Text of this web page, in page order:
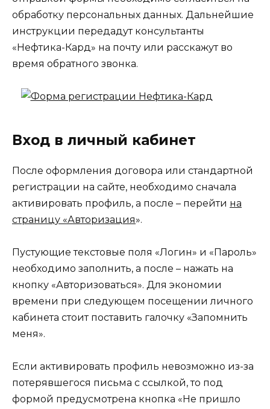
обработку персональных данных. Дальнейшие
инструкции передадут консультанты
«Нефтика-Кард» на почту или расскажут во
время обратного звонка.
Вход в личный кабинет
После оформления договора или стандартной
регистрации на сайте, необходимо сначала
активировать профиль, а после – перейти на
страницу «Авторизация».
Пустующие текстовые поля «Логин» и «Пароль»
необходимо заполнить, а после – нажать на
кнопку «Авторизоваться». Для экономии
времени при следующем посещении личного
кабинета стоит поставить галочку «Запомнить
меня».
Если активировать профиль невозможно из-за
потерявшегося письма с ссылкой, то под
формой предусмотрена кнопка «Не пришло